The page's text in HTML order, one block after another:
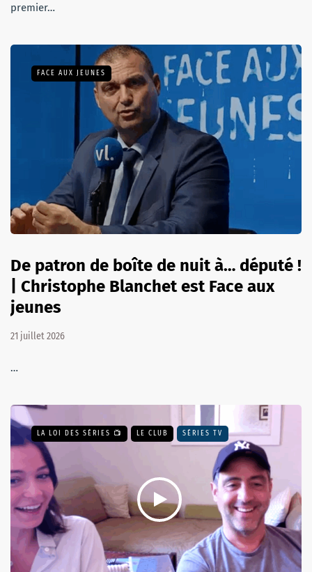
premier…
FACE AUX JEUNES
De patron de boîte de nuit à… député !
| Christophe Blanchet est Face aux
jeunes
21 juillet 2026
…
LA LOI DES SÉRIES 📺 LE CLUB SÉRIES TV